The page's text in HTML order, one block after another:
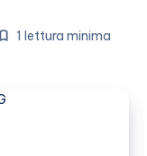
1 lettura minima